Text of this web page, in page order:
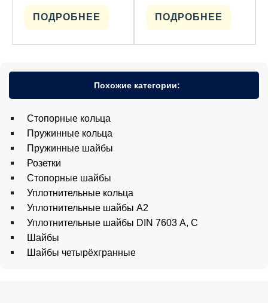
ПОДРОБНЕЕ
ПОДРОБНЕЕ
Похожие категории:
Cтопорные кольца
Пружинные кольца
Пружинные шайбы
Розетки
Стопорные шайбы
Уплотнительные кольца
Уплотнительные шайбы A2
Уплотнительные шайбы DIN 7603 А, С
Шайбы
Шайбы четырёхгранные